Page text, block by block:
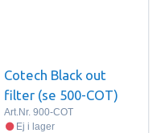
Cotech Black out
filter (se 500-COT)
Art.Nr. 900-COT
Ej i lager